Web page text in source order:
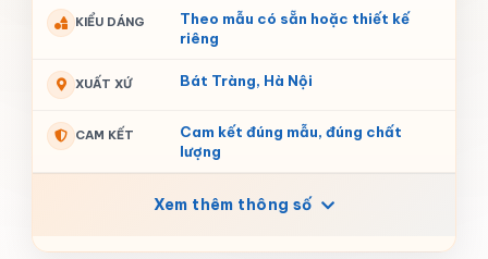
KIỂU DÁNG
Theo mẫu có sẵn hoặc thiết kế
riêng
XUẤT XỨ Bát Tràng, Hà Nội
CAM KẾT
Cam kết đúng mẫu, đúng chất
lượng
Xem thêm thông số